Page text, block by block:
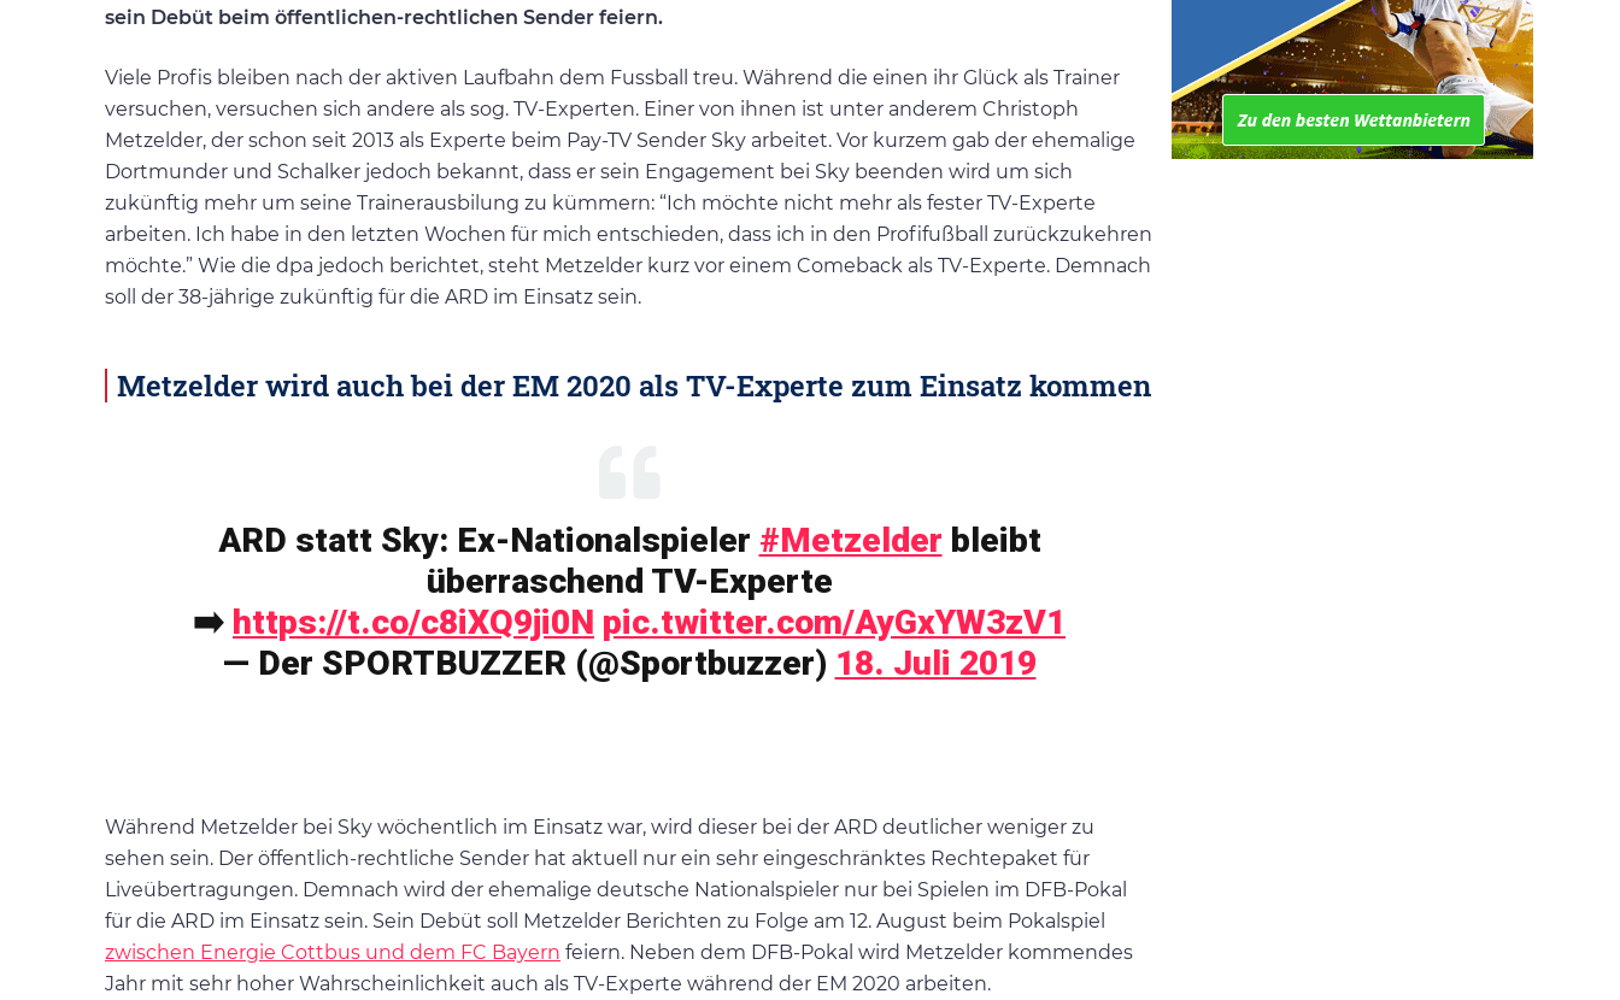
sein Debüt beim öffentlichen-rechtlichen Sender feiern.
Viele Profis bleiben nach der aktiven Laufbahn dem Fussball treu. Während die einen ihr Glück als Trainer
versuchen, versuchen sich andere als sog. TV-Experten. Einer von ihnen ist unter anderem Christoph
Metzelder, der schon seit 2013 als Experte beim Pay-TV Sender Sky arbeitet. Vor kurzem gab der ehemalige
Dortmunder und Schalker jedoch bekannt, dass er sein Engagement bei Sky beenden wird um sich
zukünftig mehr um seine Trainerausbilung zu kümmern: “Ich möchte nicht mehr als fester TV-Experte
arbeiten. Ich habe in den letzten Wochen für mich entschieden, dass ich in den Profifußball zurückzukehren
möchte.” Wie die dpa jedoch berichtet, steht Metzelder kurz vor einem Comeback als TV-Experte. Demnach
soll der 38-jährige zukünftig für die ARD im Einsatz sein.
Metzelder wird auch bei der EM 2020 als TV-Experte zum Einsatz kommen
ARD statt Sky: Ex-Nationalspieler #Metzelder bleibt
überraschend TV-Experte
➡️ https://t.co/c8iXQ9ji0N pic.twitter.com/AyGxYW3zV1
— Der SPORTBUZZER (@Sportbuzzer) 18. Juli 2019
Während Metzelder bei Sky wöchentlich im Einsatz war, wird dieser bei der ARD deutlicher weniger zu
sehen sein. Der öffentlich-rechtliche Sender hat aktuell nur ein sehr eingeschränktes Rechtepaket für
Liveübertragungen. Demnach wird der ehemalige deutsche Nationalspieler nur bei Spielen im DFB-Pokal
für die ARD im Einsatz sein. Sein Debüt soll Metzelder Berichten zu Folge am 12. August beim Pokalspiel
zwischen Energie Cottbus und dem FC Bayern feiern. Neben dem DFB-Pokal wird Metzelder kommendes
Jahr mit sehr hoher Wahrscheinlichkeit auch als TV-Experte während der EM 2020 arbeiten.